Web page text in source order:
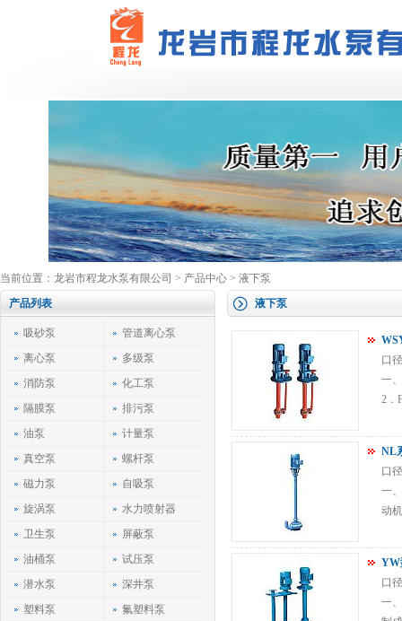
当前位置： 龙岩市程龙水泵有限公司 > 产品中心 > 液下泵
产品列表
吸砂泵
管道离心泵
离心泵
多级泵
消防泵
化工泵
隔膜泵
排污泵
油泵
计量泵
真空泵
螺杆泵
磁力泵
自吸泵
旋涡泵
水力喷射器
卫生泵
屏蔽泵
油桶泵
试压泵
潜水泵
深井泵
塑料泵
氟塑料泵
液下泵
口
一
2．
NL
口
一
动
YW
口
一